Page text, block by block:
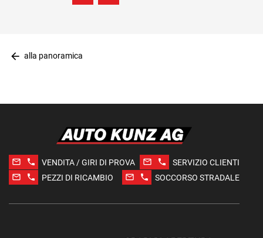
arrow_back alla panoramica
mail_outline phone VENDITA / GIRI DI PROVA mail_outline phone
SERVIZIO CLIENTI
mail_outline
phone PEZZI DI RICAMBIO mail_outline phone SOCCORSO STRADALE